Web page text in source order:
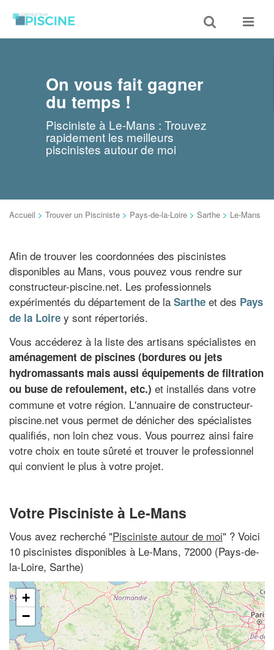
Toggle
search
Toggle
On vous fait gagner
du temps !
Pisciniste à Le-Mans : Trouvez
rapidement les meilleurs
piscinistes autour de moi
Accueil > Trouver un Pisciniste > Pays-de-la-Loire > Sarthe > Le-Mans
Afin de trouver les coordonnées des piscinistes
disponibles au Mans, vous pouvez vous rendre sur
constructeur-piscine.net. Les professionnels
expérimentés du département de la Sarthe et des Pays
de la Loire y sont répertoriés.
Vous accéderez à la liste des artisans spécialistes en
aménagement de piscines (bordures ou jets
hydromassants mais aussi équipements de filtration
ou buse de refoulement, etc.) et installés dans votre
commune et votre région. L'annuaire de constructeur-
piscine.net vous permet de dénicher des spécialistes
qualifiés, non loin chez vous. Vous pourrez ainsi faire
votre choix en toute sûreté et trouver le professionnel
qui convient le plus à votre projet.
Votre Pisciniste à Le-Mans
Vous avez recherché "Pisciniste autour de moi" ? Voici
10 piscinistes disponibles à Le-Mans, 72000 (Pays-de-
la-Loire, Sarthe)
+
−